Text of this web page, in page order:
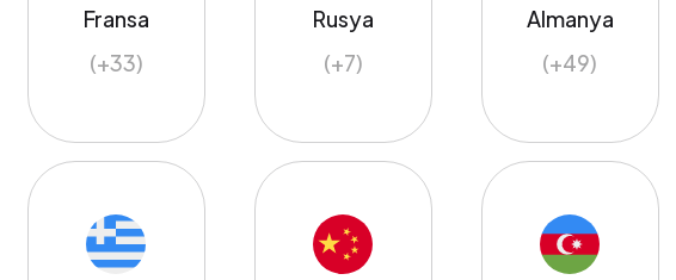
Fransa
(+33)
Rusya
(+7)
Almanya
(+49)